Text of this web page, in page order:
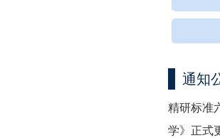
通知
精研标准
学》正式